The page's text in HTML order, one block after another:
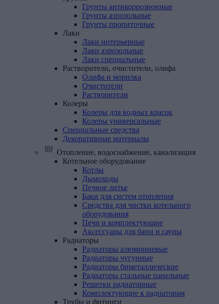
Грунты антикоррозионные
Грунты аэрозольные
Грунты пропиточные
Лаки
Лаки интерьерные
Лаки аэрозольные
Лаки специальные
Растворители, очистители, олифа
Олифа и морилка
Очистители
Растворители
Колеры
Колеры для водных красок
Колеры универсальные
Специальные средства
Декоративные материалы
Отопление, водоснабжение, канализация
Котельное оборудование
Котлы
Дымоходы
Печное литье
Баки для систем отопления
Средства для чистки котельного
оборудования
Печи и комплектующие
Аксессуары для бани и сауны
Радиаторы
Радиаторы алюминиевые
Радиаторы чугунные
Радиаторы биметаллические
Радиаторы стальные панельные
Решетки радиаторные
Комплектующие к радиаторам
Трубы и фитинги